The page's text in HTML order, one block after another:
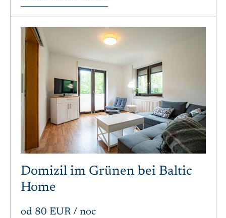
Domizil im Grünen bei Baltic
Home
od 80 EUR/ noc